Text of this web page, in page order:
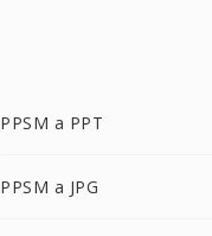
PPSM a PPT
PPSM a JPG